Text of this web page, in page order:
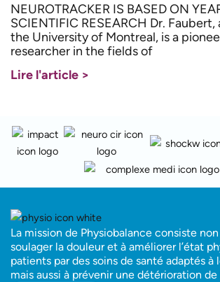
NEUROTRACKER IS BASED ON
SCIENTIFIC RESEARCH Dr. Faubert,
the University of Montreal, is a
researcher in the fields of
Lire l'article >
La mission de Physiobalance consiste
soulager la douleur et à améliorer l’état
patients par des soins de santé adaptés à
mais aussi à prévenir une détérioration